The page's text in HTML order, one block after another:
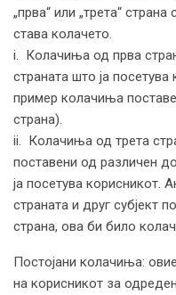
„прва“ или „трета“
става колачето.
i. Колачиња од прва
страната што ја
пример колачиња
страна).
ii. Колачиња од трета
поставени од различен
ја посетува корисникот.
страната и друг субјект
страна, ова би било
Постојани колачиња:
на корисникот за